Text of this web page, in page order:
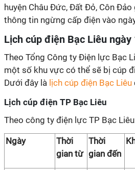
huyện Châu Đức, Đất Đỏ, Côn
thông tin ngừng cấp điện vào
Lịch cúp điện Bạc Liêu ngày
Theo Tổng Công ty Điện lực Bạc
một số khu vực có thể sẽ bị cúp
Dưới đây là lịch cúp điện Bạc Liêu
Lịch cúp điện TP Bạc Liêu
Theo công ty điện lực TP Bạc
Ngày
Thời
gian từ
Thời
gian đến